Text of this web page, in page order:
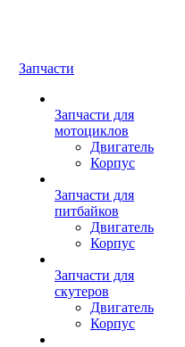
Запчасти
Запчасти для
мотоциклов
Двигатель
Корпус
Запчасти для
питбайков
Двигатель
Корпус
Запчасти для
скутеров
Двигатель
Корпус